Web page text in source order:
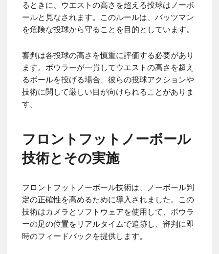
るときに、ウエストの高さを超える投球はノーボ
ールと見なされます。このルールは、バッツマン
を危険な投球から守ることを目的としています。
審判は各投球の高さを慎重に評価する必要があり
ます。ボウラーが一貫してウエストの高さを超え
るボールを投げる場合、彼らの投球アクションや
技術に関して厳しい目が向けられることがありま
す。
フロントフットノーボール
技術とその実施
フロントフットノーボール技術は、ノーボール判
定の正確性を高めるために導入されました。この
技術はカメラとソフトウェアを使用して、ボウラ
ーの足の位置をリアルタイムで追跡し、審判に即
時のフィードバックを提供します。